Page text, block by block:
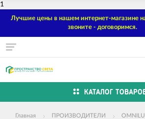
1
Лучшие цены в нашем интернет-магазине
звоните - договоримся.
КАТАЛОГ
Главная ПРОИЗВОДИТЕЛИ